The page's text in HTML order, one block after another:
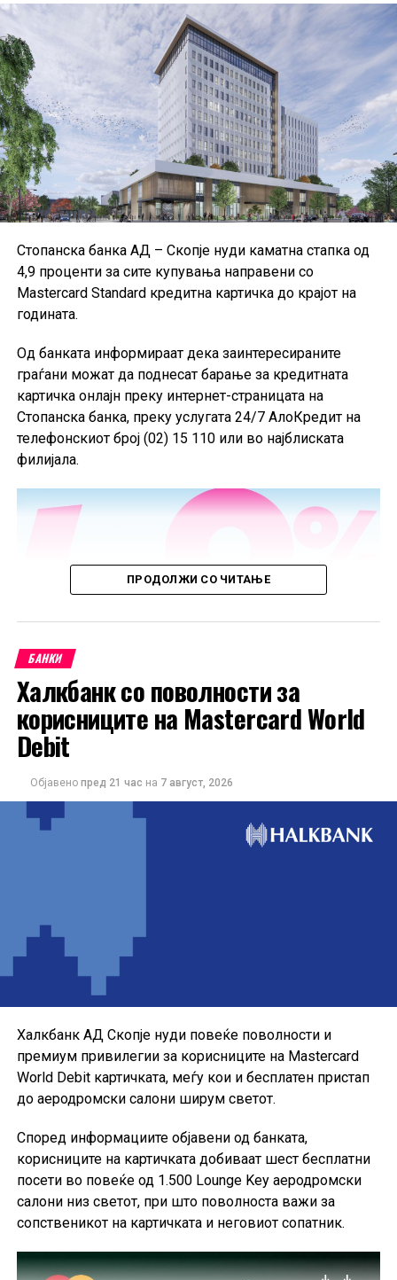
ефикасноста на банките, структурата на билансите,
ликвидноста и финансирањето, квалитетот на
активата, капиталната адекватност и солвентноста.
ЕЦБ посочува дека повеќето институции ги
применуваат Меѓународните стандарди за
финансиско известување и техничките стандарди на
Европската банкарска управа, иако дел од малите и
средните институции користат национални
сметководствени стандарди.
Поради недостапност на податоците за Данска за
првиот квартал од 2026 година, при пресметката на
агрегатните податоци за ЕУ биле користени
податоците од четвртиот квартал од 2025 година, а кај
одредени показатели и податоци од првиот квартал
од 2025 година.
Стопанска банка АД – Скопје нуди каматна стапка од
4,9 проценти за сите купувања направени со
Mastercard Standard кредитна картичка до крајот на
годината.
Од банката информираат дека заинтересираните
граѓани можат да поднесат барање за кредитната
картичка онлајн преку интернет-страницата на
Стопанска банка, преку услугата 24/7 АлоКредит на
телефонскиот број (02) 15 110 или во најблиската
филијала.
Понудата е наменета за корисниците кои сакаат да ги
користат можностите на кредитната картичка за
своите секојдневни и летни купувања, со промотивна
ПРОДОЛЖИ СО ЧИТАЊЕ
БАНКИ
Халкбанк со поволности за
корисниците на Mastercard World
Debit
Објавено пред 21 час на 7 август, 2026
Халкбанк АД Скопје нуди повеќе поволности и
премиум привилегии за корисниците на Mastercard
World Debit картичката, меѓу кои и бесплатен пристап
до аеродромски салони ширум светот.
Според информациите објавени од банката,
корисниците на картичката добиваат шест бесплатни
посети во повеќе од 1.500 Lounge Key аеродромски
салони низ светот, при што поволноста важи за
сопственикот на картичката и неговиот сопатник.